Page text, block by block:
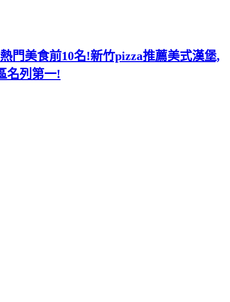
門美食前10名!新竹pizza推薦美式漢堡,
名列第一!